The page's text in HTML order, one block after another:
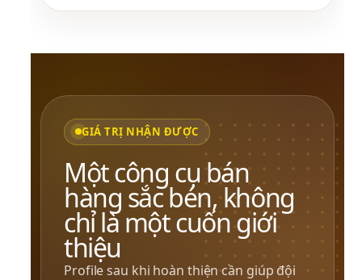
GIÁ TRỊ NHẬN ĐƯỢC
Một công cụ bán
hàng sắc bén, không
chỉ là một cuốn giới
thiệu
Profile sau khi hoàn thiện cần giúp đội